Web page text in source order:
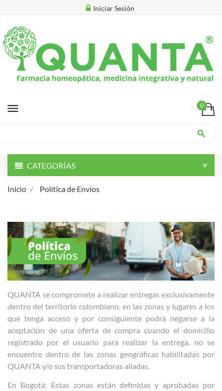
Iniciar Sesión
menu 0
search
CATEGORÍAS
Inicio Política de Envíos
QUANTA se compromete a realizar entregas exclusivamente
dentro del territorio colombiano, en las zonas y lugares a los
que tenga acceso y por consiguiente podrá negarse a la
aceptación de una oferta de compra cuando el domicilio
registrado por el usuario para realizar la entrega, no se
encuentre dentro de las zonas geográficas habilitadas por
QUANTA y/o sus transportadoras aliadas.
En Bogotá: Estas zonas están definidas y aprobadas por